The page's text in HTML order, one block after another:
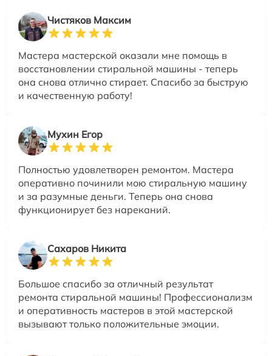
Чистяков Максим
Мастера мастерской оказали мне помощь в
восстановлении стиральной машины - теперь
она снова отлично стирает. Спасибо за быструю
и качественную работу!
Мухин Егор
Полностью удовлетворен ремонтом. Мастера
оперативно починили мою стиральную машину
и за разумные деньги. Теперь она снова
функционирует без нареканий.
Сахаров Никита
Большое спасибо за отличный результат
ремонта стиральной машины! Профессионализм
и оперативность мастеров в этой мастерской
вызывают только положительные эмоции.